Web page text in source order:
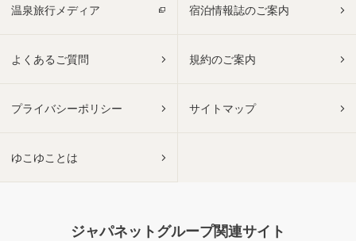
温泉旅行メディア 宿泊情報誌のご案内
よくあるご質問 規約のご案内
プライバシーポリシー サイトマップ
ゆこゆことは
ジャパネットグループ関連サイト